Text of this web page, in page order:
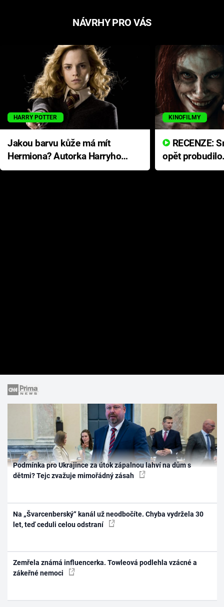
NÁVRHY PRO VÁS
HARRY POTTER
Jakou barvu kůže má mít
Hermiona? Autorka Harryho
Pottera přišla s ráznou
KINOFILMY
opět
přichází s
Podmínka pro Ukrajince za útok zápalnou lahví na dům s
dětmi? Tejc zvažuje mimořádný zásah
Na „Švarcenberský“ kanál už neodbočíte. Chyba vydržela 30
let, teď ceduli celou odstraní
Zemřela známá influencerka. Towleová podlehla vzácné a
zákeřné nemoci